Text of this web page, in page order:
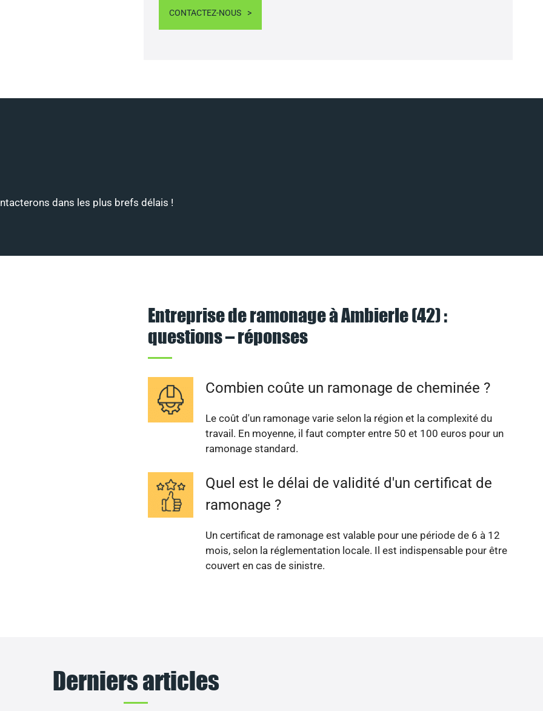
CONTACTEZ-NOUS
dans les plus brefs délais !
Entreprise de ramonage à Ambierle (42) :
questions – réponses
Combien coûte un ramonage de cheminée ?
Le coût d'un ramonage varie selon la région et la complexité du
travail. En moyenne, il faut compter entre 50 et 100 euros pour un
ramonage standard.
Quel est le délai de validité d'un certificat de
ramonage ?
Un certificat de ramonage est valable pour une période de 6 à 12
mois, selon la réglementation locale. Il est indispensable pour être
couvert en cas de sinistre.
Derniers articles